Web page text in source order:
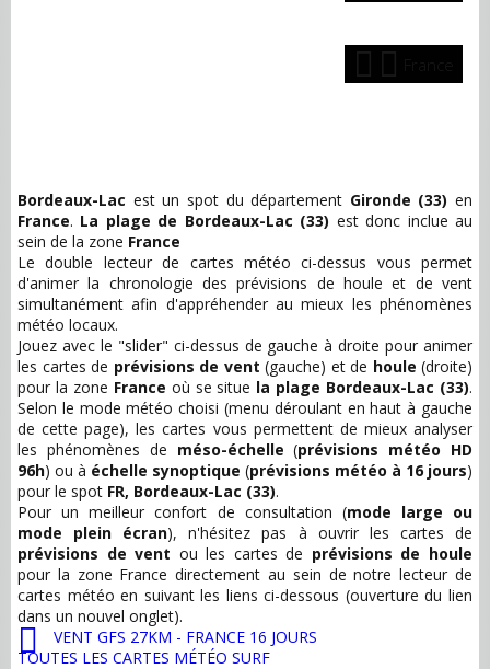
Bordeaux-Lac est un spot du département Gironde (33) en
France. La plage de Bordeaux-Lac (33) est donc inclue au
sein de la zone France
Le double lecteur de cartes météo ci-dessus vous permet
d'animer la chronologie des prévisions de houle et de vent
simultanément afin d'appréhender au mieux les phénomènes
météo locaux.
Jouez avec le "slider" ci-dessus de gauche à droite pour animer
les cartes de prévisions de vent (gauche) et de houle (droite)
pour la zone France où se situe la plage Bordeaux-Lac (33).
Selon le mode météo choisi (menu déroulant en haut à gauche
de cette page), les cartes vous permettent de mieux analyser
les phénomènes de méso-échelle (prévisions météo HD
96h) ou à échelle synoptique (prévisions météo à 16 jours)
pour le spot FR, Bordeaux-Lac (33).
Pour un meilleur confort de consultation (mode large ou
mode plein écran), n'hésitez pas à ouvrir les cartes de
prévisions de vent ou les cartes de prévisions de houle
pour la zone France directement au sein de notre lecteur de
cartes météo en suivant les liens ci-dessous (ouverture du lien
dans un nouvel onglet).
VENT GFS 27KM - FRANCE 16 JOURS
TOUTES LES CARTES MÉTÉO SURF